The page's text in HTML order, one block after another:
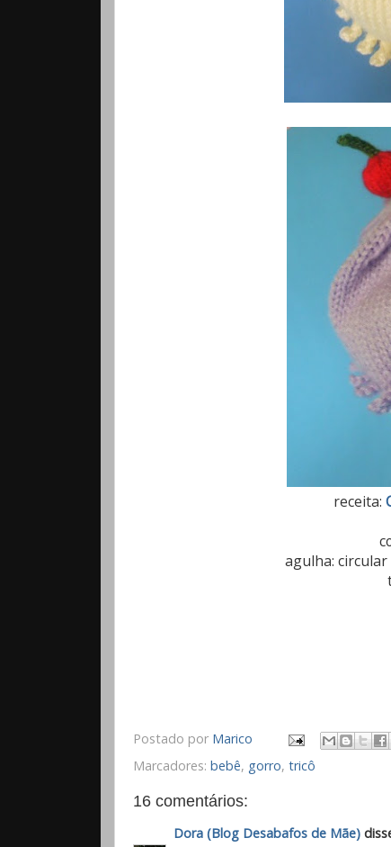
receita:
agulha: circular
Postado por Marico
Marcadores: bebê, gorro, tricô
16 comentários:
Dora (Blog Desabafos de Mãe)